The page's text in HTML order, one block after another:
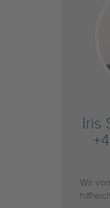
Iris
Wir